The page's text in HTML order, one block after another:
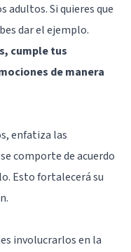
adultos. Si quieres que
dar el ejemplo.
cumple tus
de manera
enfatiza las
comporte de acuerdo
Esto fortalecerá su
involucrarlos en la